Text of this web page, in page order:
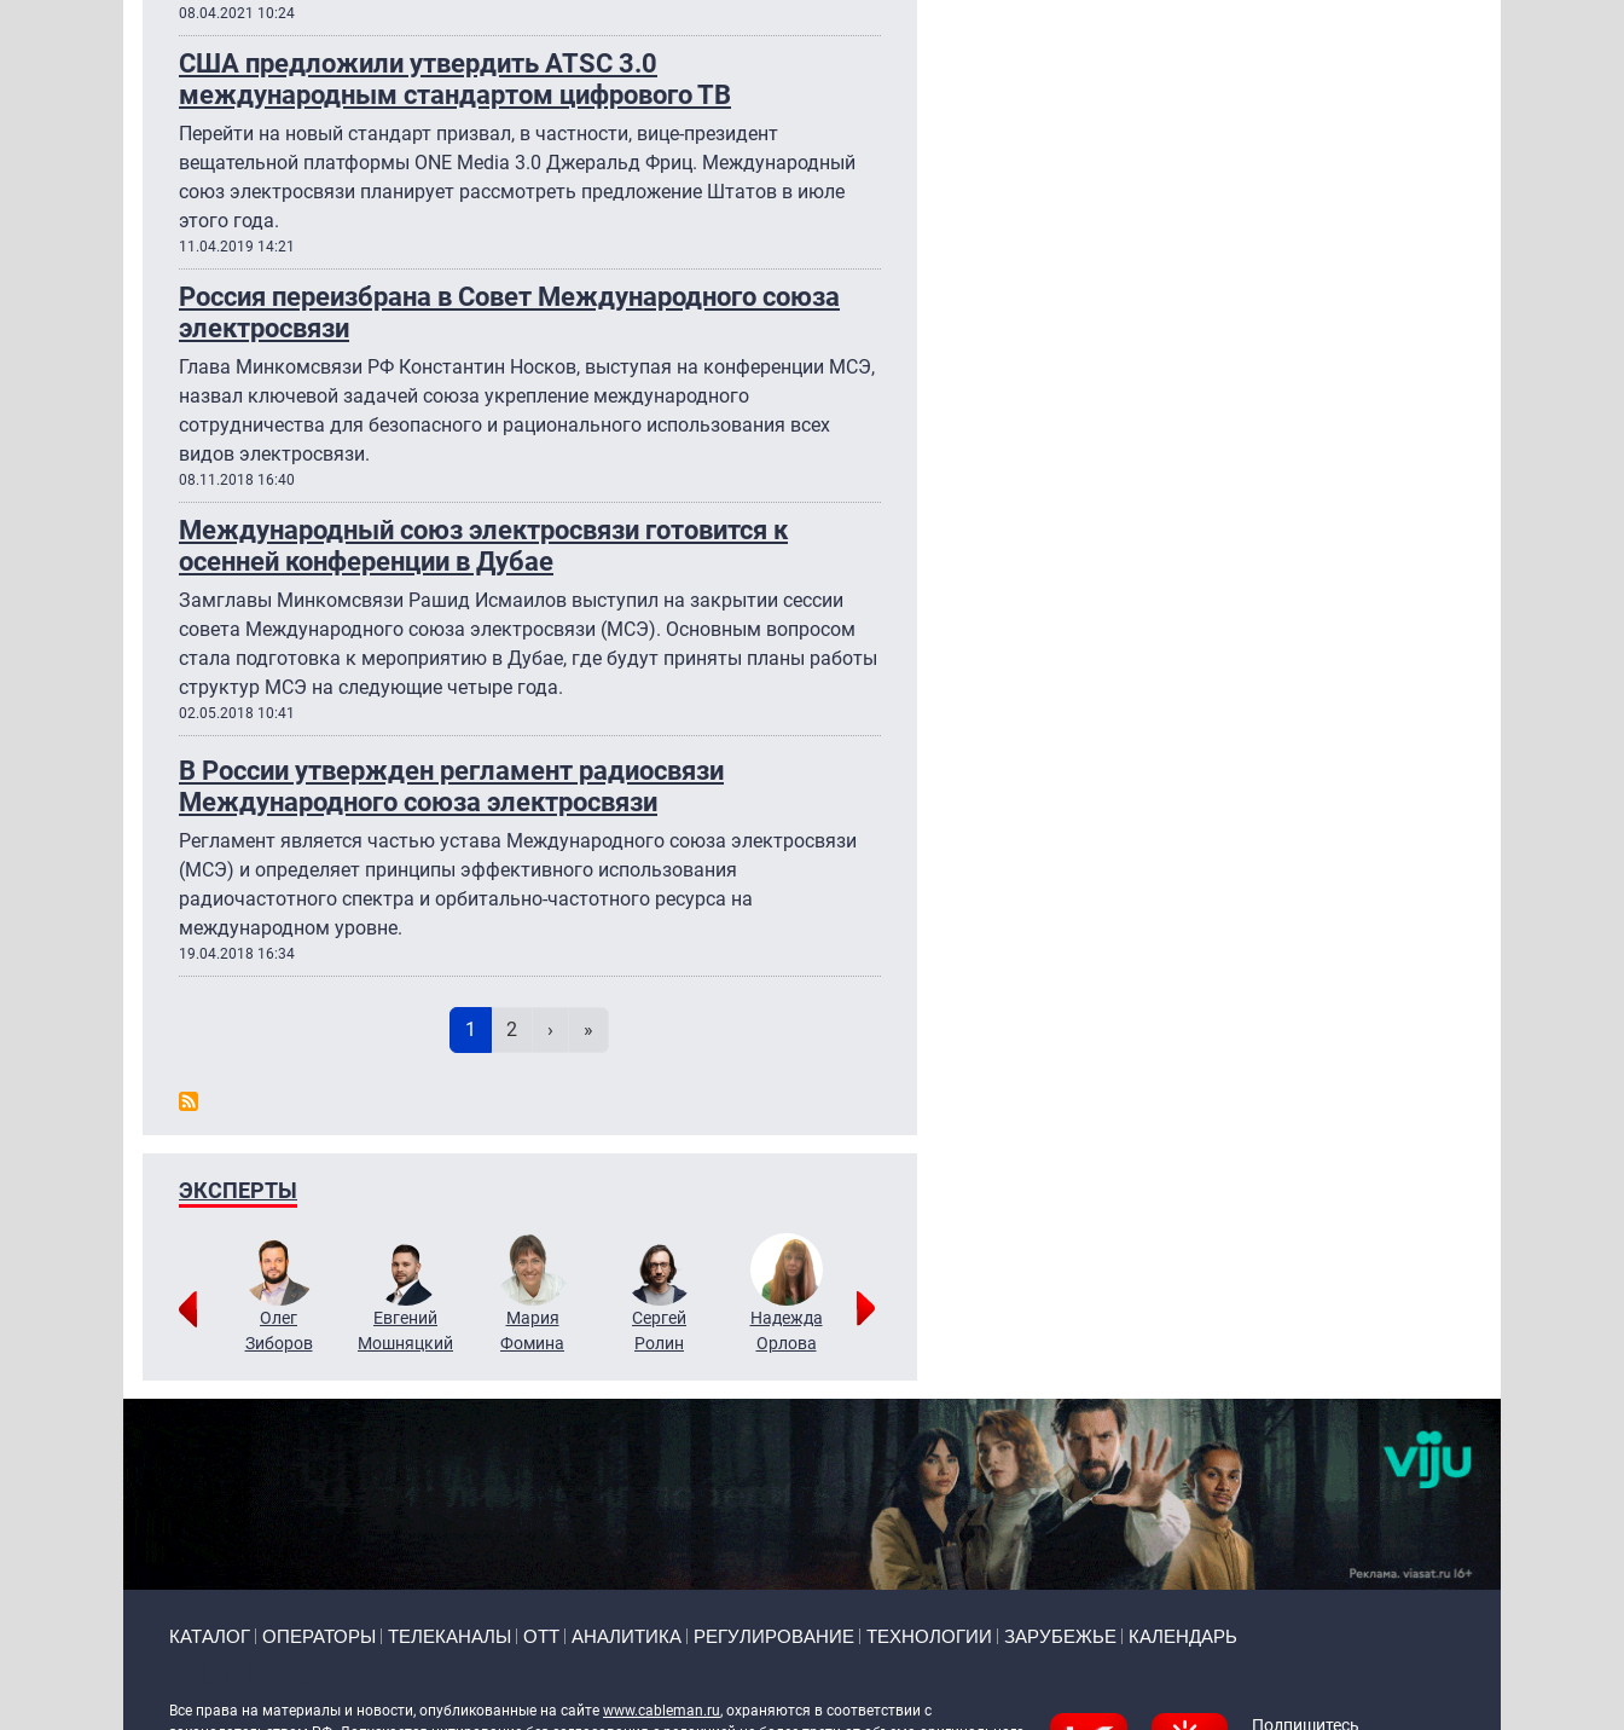
08.04.2021 10:24
США предложили утвердить ATSC 3.0
международным стандартом цифрового ТВ
Перейти на новый стандарт призвал, в частности, вице-президент
вещательной платформы ONE Media 3.0 Джеральд Фриц. Международный
союз электросвязи планирует рассмотреть предложение Штатов в июле
этого года.
11.04.2019 14:21
Россия переизбрана в Совет Международного союза
электросвязи
Глава Минкомсвязи РФ Константин Носков, выступая на конференции МСЭ,
назвал ключевой задачей союза укрепление международного
сотрудничества для безопасного и рационального использования всех
видов электросвязи.
08.11.2018 16:40
Международный союз электросвязи готовится к
осенней конференции в Дубае
Замглавы Минкомсвязи Рашид Исмаилов выступил на закрытии сессии
совета Международного союза электросвязи (МСЭ). Основным вопросом
стала подготовка к мероприятию в Дубае, где будут приняты планы работы
структур МСЭ на следующие четыре года.
02.05.2018 10:41
В России утвержден регламент радиосвязи
Международного союза электросвязи
Регламент является частью устава Международного союза электросвязи
(МСЭ) и определяет принципы эффективного использования
радиочастотного спектра и орбитально-частотного ресурса на
международном уровне.
19.04.2018 16:34
Текущая страница
1 Page
2 Следующая страница
› Последняя страница
»
ЭКСПЕРТЫ
Григорий
Олег
Зиборов
Евгений
Мошняцкий
Мария
Фомина
Сергей
Ролин
Надежда
Орлова
КАТАЛОГ ОПЕРАТОРЫ ТЕЛЕКАНАЛЫ ОТТ АНАЛИТИКА РЕГУЛИРОВАНИЕ ТЕХНОЛОГИИ ЗАРУБЕЖЬЕ КАЛЕНДАРЬ
Все права на материалы и новости, опубликованные на сайте www.cableman.ru, охраняются в соответствии с
Подпишитесь